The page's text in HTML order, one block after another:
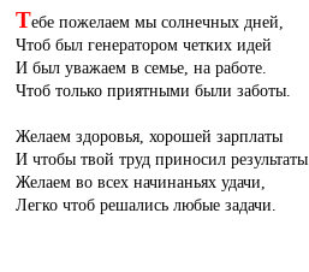
Тебе пожелаем мы солнечных дней,
Чтоб был генератором четких идей
И был уважаем в семье, на работе.
Чтоб только приятными были заботы.
Желаем здоровья, хорошей зарплаты
И чтобы твой труд приносил результаты.
Желаем во всех начинаньях удачи,
Легко чтоб решались любые задачи.